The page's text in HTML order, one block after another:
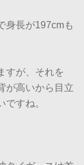
身長が197cmも
すが、それを
が高いから目立
すね。